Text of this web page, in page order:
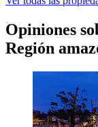
Opiniones
Región